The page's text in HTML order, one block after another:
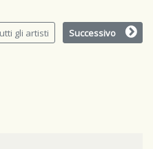
gli artisti Successivo